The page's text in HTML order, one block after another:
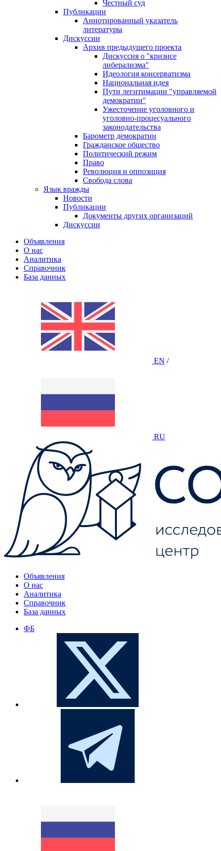
Честный суд
Публикации
Аннотированный указатель
литературы
Дискуссии
Архив предыдущего проекта
Дискуссия о "кризисе
либерализма"
Идеология консерватизма
Национальная идея
Пути легитимации "управляемой
демократии"
Ужесточение уголовного и
уголовно-процесуального
законодательства
Барометр демократии
Гражданское общество
Политический режим
Право
Революция и оппозиция
Свобода слова
Язык вражды
Новости
Публикации
Документы других организаций
Дискуссии
Объявления
О нас
Аналитика
Справочник
База данных
EN /
RU
Объявления
О нас
Аналитика
Справочник
База данных
ФБ